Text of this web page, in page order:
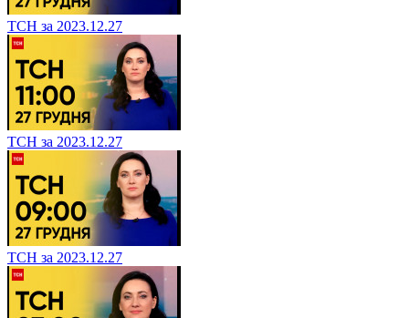
ТСН за 2023.12.27
ТСН за 2023.12.27
ТСН за 2023.12.27